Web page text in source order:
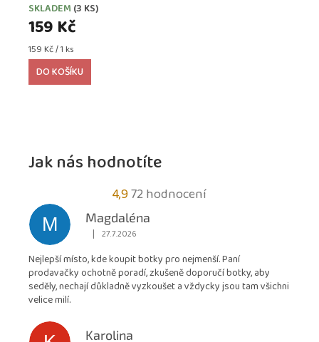
SKLADEM (3 KS)
159 Kč
Měrná
cena:
159 Kč / 1 ks
DO KOŠÍKU
Jak nás hodnotíte
4,9Průměrné
hodnocení
obchodu
4,9
z
72 hodnocení
M
Magdaléna
Hodnocení obchodu je 5 z 5 hvězdiček.
| 27.7.2026
Nejlepší místo, kde koupit botky pro nejmenší. Paní
prodavačky ochotně poradí, zkušeně doporučí botky, aby
seděly, nechají důkladně vyzkoušet a vždycky jsou tam všichni
velice milí.
Karolina